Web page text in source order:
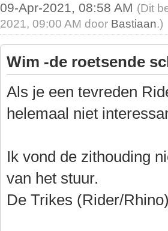
09-Apr-2021, 08:58 AM (Dit
2021, 09:00 AM door Bastiaan.)
Wim -de roetsende
Als je een tevreden
helemaal niet
Ik vond de zithouding
van het stuur.
De Trikes (Rider/